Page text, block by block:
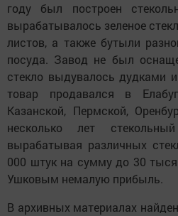
году был построен
вырабатывалось зеленое
листов, а также бутыли
посуда. Завод не был
стекло выдувалось дудками
товар продавался в
Казанской, Пермской,
несколько лет
вырабатывая различных
000 штук на сумму до 30
Ушковым немалую прибыль.
В архивных материалах